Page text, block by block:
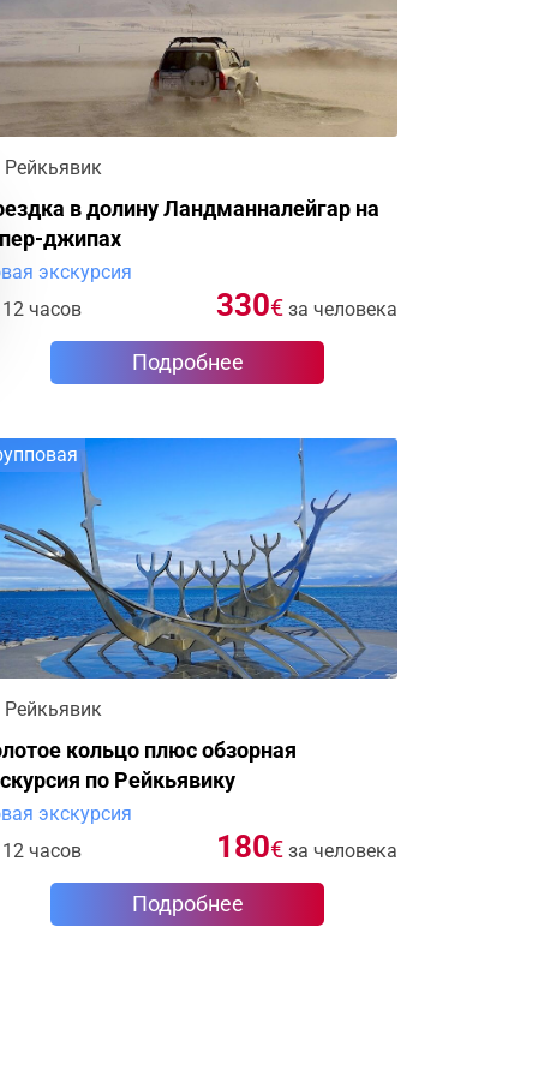
Рейкьявик
в долину Ландманналейгар на
джипах
экскурсия
12 часов
330€ за человека
Подробнее
Рейкьявик
кольцо плюс обзорная
по Рейкьявику
экскурсия
12 часов
180€ за человека
Подробнее